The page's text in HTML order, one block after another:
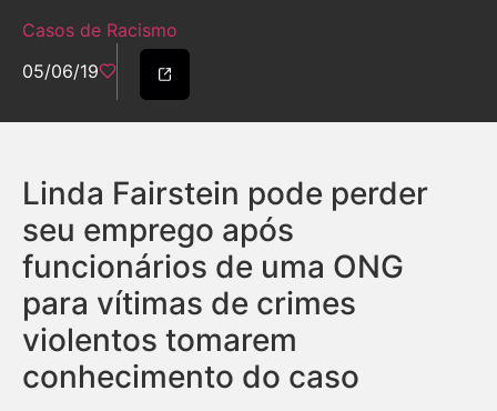
Casos de Racismo
05/06/19
Linda Fairstein pode perder
seu emprego após
funcionários de uma ONG
para vítimas de crimes
violentos tomarem
conhecimento do caso